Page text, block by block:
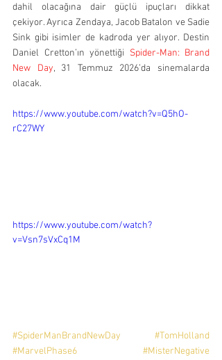
dahil olacağına dair güçlü ipuçları dikkat
çekiyor. Ayrıca Zendaya, Jacob Batalon ve Sadie
Sink gibi isimler de kadroda yer alıyor. Destin
Daniel Cretton’ın yönettiği Spider-Man: Brand
New Day, 31 Temmuz 2026’da sinemalarda
olacak.
https://www.youtube.com/watch?v=Q5hO-
rC27WY
https://www.youtube.com/watch?
v=Vsn7sVxCq1M
#SpiderManBrandNewDay
#TomHolland
#MarvelPhase6
#MisterNegative